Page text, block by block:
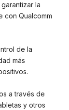
la
con Qualcomm
de la
más
a través de
y otros